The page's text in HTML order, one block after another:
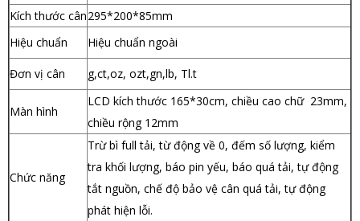
Kích thước cân295*200*85mm
Hiệu chuẩn
Hiệu chuẩn ngoài
Đơn vị cân g,ct,oz, ozt,gn,lb, Tl.t
Màn hình
LCD kích thước 165*30cm, chiều cao chữ 23mm,
chiều rộng 12mm
Chức năng
Trừ bì full tải, từ động về 0, đếm số lượng, kiểm
tra khối lượng, báo pin yếu, báo quá tải, tự động
tắt nguồn, chế độ bảo vệ cân quá tải, tự động
phát hiện lỗi.